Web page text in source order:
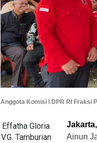
Anggota Komisi l DPR RI Fraksi
Ainun
Effatha Gloria
V.G. Tamburian